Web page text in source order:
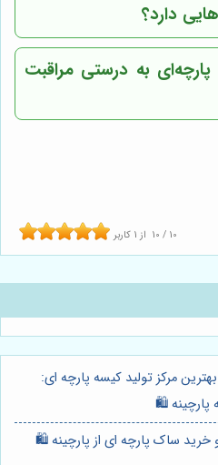
دارد؟
به درستی مراقبت
10 / 10 از 1 کاربر
مرکز تولید کیسه پارچه ای:
🛍️
خرید ساک پارچه ای از پارچینه 🛍️